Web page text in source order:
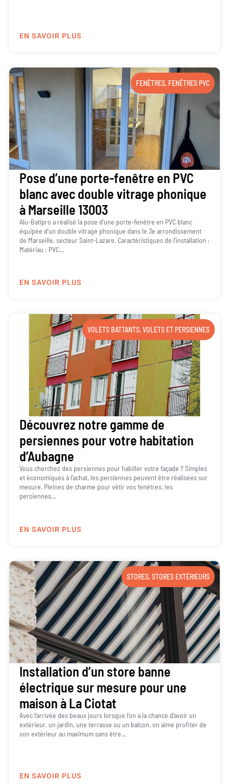
EN SAVOIR PLUS
FENÊTRES, FENÊTRES PVC
Pose d’une porte-fenêtre en PVC
blanc avec double vitrage phonique
à Marseille 13003
Alu-Batipro a réalisé la pose d’une porte-fenêtre en PVC blanc
équipée d’un double vitrage phonique dans le 3e arrondissement
de Marseille, secteur Saint-Lazare. Caractéristiques de l’installation :
Matériau : PVC...
EN SAVOIR PLUS
VOLETS BATTANTS,VOLETS ET PERSIENNES
Découvrez notre gamme de
persiennes pour votre habitation
d’Aubagne
Vous cherchez des persiennes pour habiller votre façade ? Simples
et économiques à l’achat, les persiennes peuvent être réalisées sur
mesure. Pleines de charme pour vêtir vos fenêtres, les
persiennes...
EN SAVOIR PLUS
STORES,STORES EXTÉRIEURS
Installation d’un store banne
électrique sur mesure pour une
maison à La Ciotat
Avec l’arrivée des beaux jours lorsque l’on a la chance d’avoir un
extérieur, un jardin, une terrasse ou un balcon, on aime profiter de
son extérieur au maximum sans être...
EN SAVOIR PLUS